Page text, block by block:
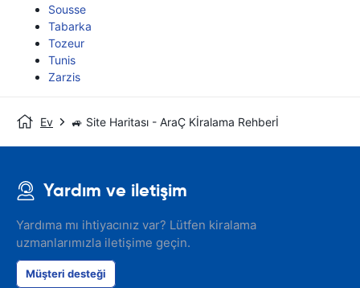
Sousse
Tabarka
Tozeur
Tunis
Zarzis
Ev 🚙 Site Haritası - AraÇ Kİralama Rehberİ
Yardım ve iletişim
Yardıma mı ihtiyacınız var? Lütfen kiralama
uzmanlarımızla iletişime geçin.
Müşteri desteği